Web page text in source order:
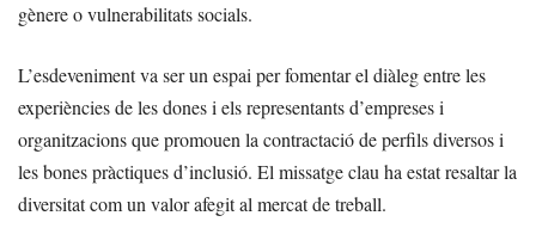
gènere o vulnerabilitats socials.
L’esdeveniment va ser un espai per fomentar el diàleg entre les
experiències de les dones i els representants d’empreses i
organitzacions que promouen la contractació de perfils diversos i
les bones pràctiques d’inclusió. El missatge clau ha estat resaltar la
diversitat com un valor afegit al mercat de treball.